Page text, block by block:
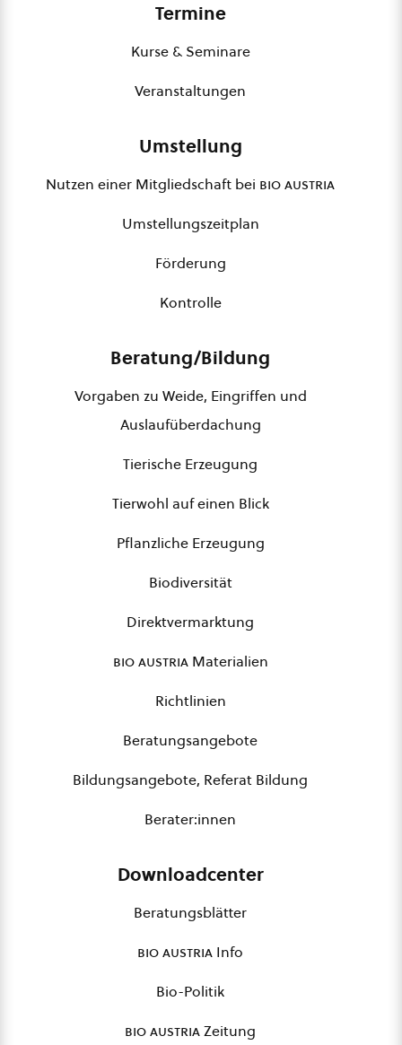
Termine
Kurse & Seminare
Veranstaltungen
Umstellung
Nutzen einer Mitgliedschaft bei bio austria
Umstellungszeitplan
Förderung
Kontrolle
Beratung/Bildung
Vorgaben zu Weide, Eingriffen und
Auslaufüberdachung
Tierische Erzeugung
Tierwohl auf einen Blick
Pflanzliche Erzeugung
Biodiversität
Direktvermarktung
bio austriaMaterialien
Richtlinien
Beratungsangebote
Bildungsangebote, Referat Bildung
Berater:innen
Downloadcenter
Beratungsblätter
bio austria Info
Bio-Politik
bio austriaZeitung